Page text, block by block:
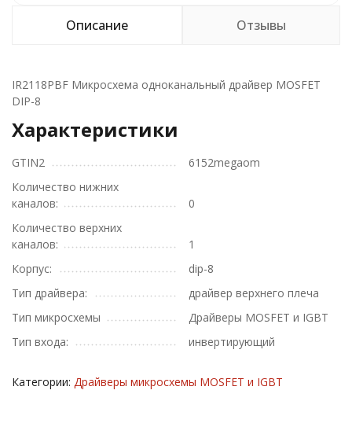
Описание Отзывы
IR2118PBF Микросхема одноканальный драйвер MOSFET
DIP-8
Характеристики
GTIN2
6152megaom
Количество нижних
каналов:
0
Количество верхних
каналов:
1
Корпус:
dip-8
Тип драйвера:
драйвер верхнего плеча
Тип микросхемы
Драйверы MOSFET и IGBT
Тип входа:
инвертирующий
Категории: Драйверы микросхемы MOSFET и IGBT